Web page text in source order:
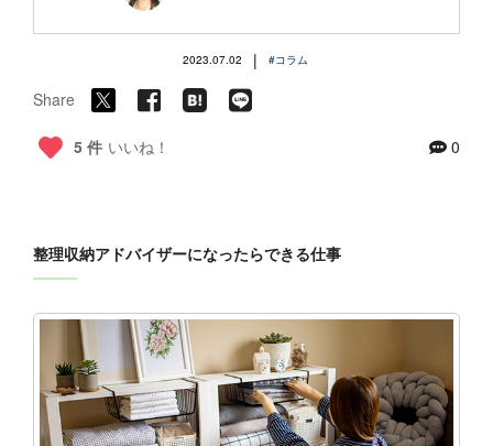
2023.07.02 | #コラム
Share
5 件 いいね！ 0
整理収納アドバイザーになったらできる仕事